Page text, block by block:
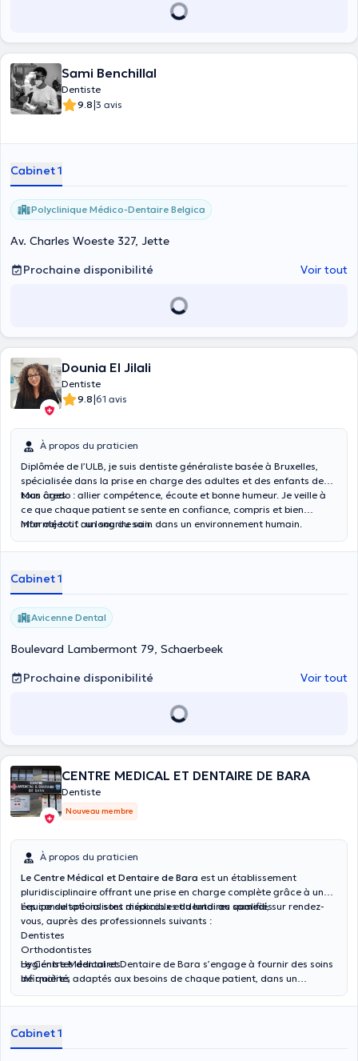
Sami Benchillal
Dentiste
9.8|3 avis
Cabinet 1
Polyclinique Médico-Dentaire Belgica
Av. Charles Woeste 327, Jette
Prochaine disponibilité
Voir tout
Dounia El Jilali
Dentiste
9.8|61 avis
À propos du praticien
Diplômée de l’ULB, je suis dentiste généraliste basée à Bruxelles,
spécialisée dans la prise en charge des adultes et des enfants de
tous âges.
Mon credo : allier compétence, écoute et bonne humeur. Je veille à
ce que chaque patient se sente en confiance, compris et bien
informé tout au long du soin.
Mon objectif : un sourire sain dans un environnement humain.
Cabinet 1
Avicenne Dental
Boulevard Lambermont 79, Schaerbeek
Prochaine disponibilité
Voir tout
CENTRE MEDICAL ET DENTAIRE DE BARA
Dentiste
Nouveau membre
À propos du praticien
Le Centre Médical et Dentaire de Bara est un établissement
pluridisciplinaire offrant une prise en charge complète grâce à une
équipe de spécialistes médicaux et dentaires qualifiés.
Les consultations sont disponiblesdu lundi au samedi, sur rendez-
vous, auprès des professionnels suivants :
Dentistes
Orthodontistes
Hygiénistes dentaires
Infirmières
Dermatologues
Endocrinologues
Cardiologues
Le Centre Médical et Dentaire de Bara s’engage à fournir des soins
de qualité, adaptés aux besoins de chaque patient, dans un
Cabinet 1